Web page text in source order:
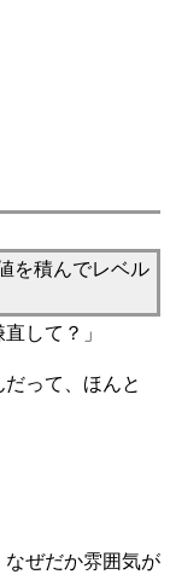
を積んでレベル
して？」
って、ほんと
ぜだか雰囲気が